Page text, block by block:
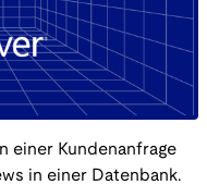
einer Kundenanfrage
in einer Datenbank.